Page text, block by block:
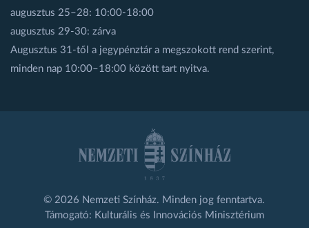
augusztus 25–28: 10:00-18:00
augusztus 29-30: zárva
Augusztus 31-től a jegypénztár a megszokott rend szerint,
minden nap 10:00–18:00 között tart nyitva.
© 2026 Nemzeti Színház. Minden jog fenntartva.
Támogató: Kulturális és Innovációs Minisztérium